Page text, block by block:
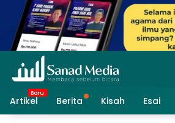
Artikel Berita Kisah Esai